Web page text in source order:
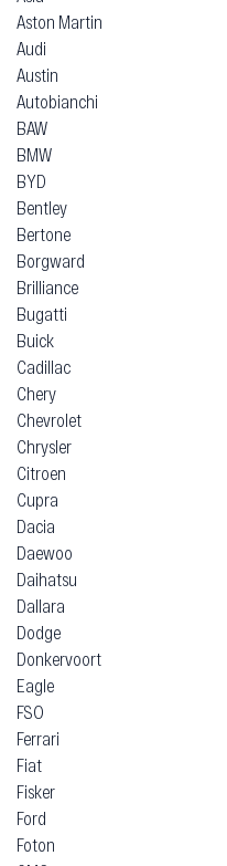
Aston Martin
Audi
Austin
Autobianchi
BAW
BMW
BYD
Bentley
Bertone
Borgward
Brilliance
Bugatti
Buick
Cadillac
Chery
Chevrolet
Chrysler
Citroen
Cupra
Dacia
Daewoo
Daihatsu
Dallara
Dodge
Donkervoort
Eagle
FSO
Ferrari
Fiat
Fisker
Ford
Foton